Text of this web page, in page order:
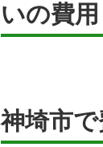
いの費用
神埼市